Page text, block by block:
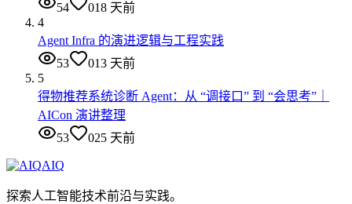
54
018 天前
4
Agent Infra 的演进逻辑与工程实践
53
013 天前
5
得物推荐系统诊断 Agent：从 “调接口” 到 “会思考”｜
AICon 演讲整理
53
025 天前
AIQ
探索人工智能技术前沿与实践。